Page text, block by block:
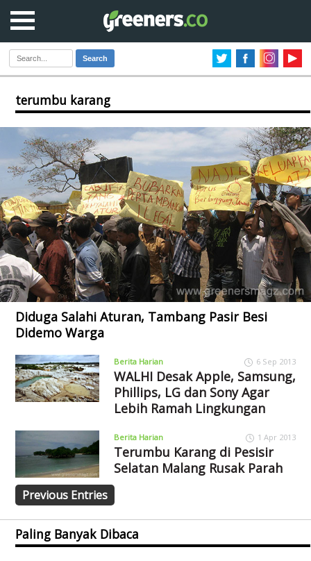
Search
terumbu karang
Diduga Salahi Aturan, Tambang Pasir Besi
Didemo Warga
Berita Harian 6 Sep 2013
WALHI Desak Apple, Samsung,
Phillips, LG dan Sony Agar
Lebih Ramah Lingkungan
Berita Harian 1 Apr 2013
Terumbu Karang di Pesisir
Selatan Malang Rusak Parah
Previous Entries
Paling Banyak Dibaca